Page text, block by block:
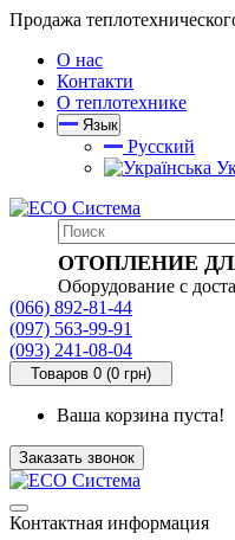
Продажа
О нас
Контакти
О теплотехнике
Язык
Русский
ОТОПЛЕНИЕ
Оборудование с
(066) 892-81-44
(097) 563-99-91
(093) 241-08-04
Товаров 0 (0 грн)
Ваша корзина пуста!
Заказать звонок
Контактная информация